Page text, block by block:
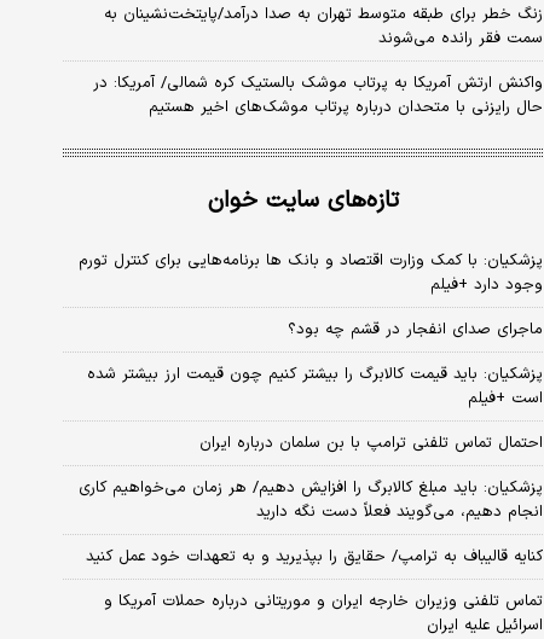
زنگ خطر برای طبقه متوسط تهران به صدا درآمد/پایتخت‌نشینان به
سمت فقر رانده می‌شوند
واکنش ارتش آمریکا به پرتاب موشک بالستیک کره شمالی/ آمریکا: در
حال رایزنی با متحدان درباره پرتاب موشک‌های اخیر هستیم
تازه‌های سایت خوان
پزشکیان: با کمک وزارت اقتصاد و بانک ها برنامه‌هایی برای کنترل تورم
وجود دارد +فیلم
ماجرای صدای انفجار در قشم چه بود؟
پزشکیان: باید قیمت کالابرگ را بیشتر کنیم چون قیمت ارز بیشتر شده
است +فیلم
احتمال تماس تلفنی ترامپ با بن سلمان درباره ایران
پزشکیان: باید مبلغ کالابرگ را افزایش دهیم/ هر زمان می‌خواهیم کاری
انجام دهیم، می‌گویند فعلاً دست نگه دارید
کنایه قالیباف به ترامپ/ حقایق را بپذیرید و به تعهدات خود عمل کنید
تماس تلفنی وزیران خارجه ایران و موریتانی درباره حملات آمریکا و
اسرائیل علیه ایران